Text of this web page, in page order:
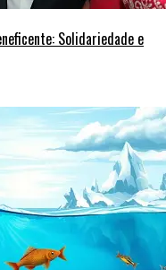
Solidariedade e